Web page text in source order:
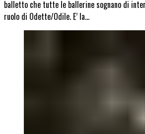
balletto che tutte le ballerine sognano di
ruolo di Odette/Odile. E’ la…